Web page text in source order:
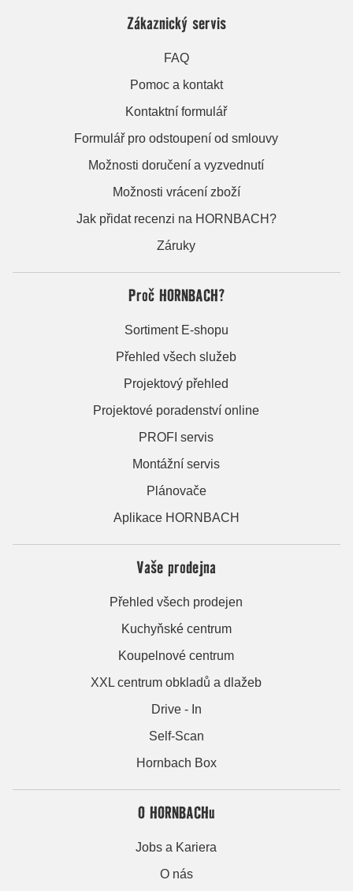
Zákaznický servis
FAQ
Pomoc a kontakt
Kontaktní formulář
Formulář pro odstoupení od smlouvy
Možnosti doručení a vyzvednutí
Možnosti vrácení zboží
Jak přidat recenzi na HORNBACH?
Záruky
Proč HORNBACH?
Sortiment E-shopu
Přehled všech služeb
Projektový přehled
Projektové poradenství online
PROFI servis
Montážní servis
Plánovače
Aplikace HORNBACH
Vaše prodejna
Přehled všech prodejen
Kuchyňské centrum
Koupelnové centrum
XXL centrum obkladů a dlažeb
Drive - In
Self-Scan
Hornbach Box
O HORNBACHu
Jobs a Kariera
O nás